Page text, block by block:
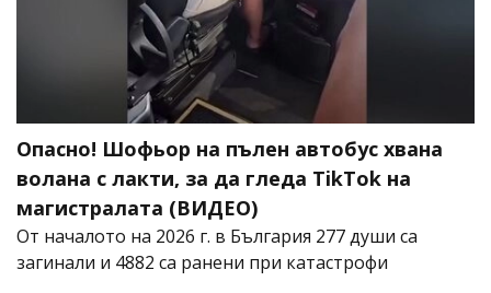
Опасно! Шофьор на пълен автобус хвана
волана с лакти, за да гледа TikTok на
магистралата (ВИДЕО)
От началото на 2026 г. в България 277 души са
загинали и 4882 са ранени при катастрофи